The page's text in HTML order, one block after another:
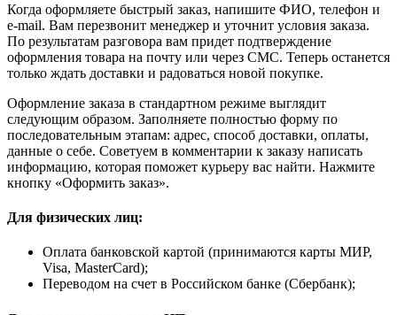
Когда оформляете быстрый заказ, напишите ФИО, телефон и
e-mail. Вам перезвонит менеджер и уточнит условия заказа.
По результатам разговора вам придет подтверждение
оформления товара на почту или через СМС. Теперь останется
только ждать доставки и радоваться новой покупке.
Оформление заказа в стандартном режиме выглядит
следующим образом. Заполняете полностью форму по
последовательным этапам: адрес, способ доставки, оплаты,
данные о себе. Советуем в комментарии к заказу написать
информацию, которая поможет курьеру вас найти. Нажмите
кнопку «Оформить заказ».
Для физических лиц:
Оплата банковской картой (принимаются карты МИР,
Visa, MasterCard);
Переводом на счет в Российском банке (Сбербанк);